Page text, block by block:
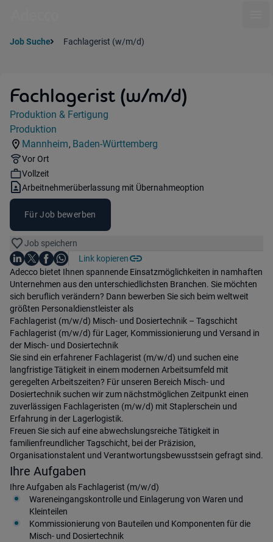
Job Suche Fachlagerist (w/m/d)
Fachlagerist (w/m/d)
Jobdetails
Kategorie:
Produktion & Fertigung
Industry:
Produktion
Standorte:
Mannheim,
Region:
Baden-Württemberg
Remote Option:
Vor Ort
Workhours:
Vollzeit
Vertragsart:
Arbeitnehmerüberlassung mit Übernahmeoption
Für Job bewerben
Job speichern
Teile diesen Job
Auf LinkedIn teilen
Auf X teilen
Auf Facebook teilen
Auf WhatsApp teilen
Link kopieren
Einleitung
Adecco bietet Ihnen spannende Einsatzmöglichkeiten in namhaften
Unternehmen aus den unterschiedlichsten Branchen. Sie möchten
sich beruflich verändern? Dann bewerben Sie sich beim weltweit
größten Personaldienstleister als
Fachlagerist (m/w/d) Misch- und Dosiertechnik – Tagschicht
Fachlagerist (m/w/d) für Lager, Kommissionierung und Versand in
der Misch- und Dosiertechnik
Sie sind ein erfahrener Fachlagerist (m/w/d) und suchen eine
langfristige Tätigkeit in einem modernen Arbeitsumfeld mit
geregelten Arbeitszeiten? Für unseren Bereich Misch- und
Dosiertechnik suchen wir zum nächstmöglichen Zeitpunkt einen
zuverlässigen Fachlageristen (m/w/d) mit Staplerschein und
Erfahrung in der Lagerlogistik.
Freuen Sie sich auf eine abwechslungsreiche Tätigkeit in
familienfreundlicher Tagschicht, bei der Präzision,
Organisationstalent und Verantwortungsbewusstsein gefragt sind.
Ihre Aufgaben
Ihre Aufgaben als Fachlagerist (m/w/d)
Wareneingangskontrolle und Einlagerung von Waren und
Kleinteilen
Kommissionierung von Bauteilen und Komponenten für die
Misch- und Dosiertechnik